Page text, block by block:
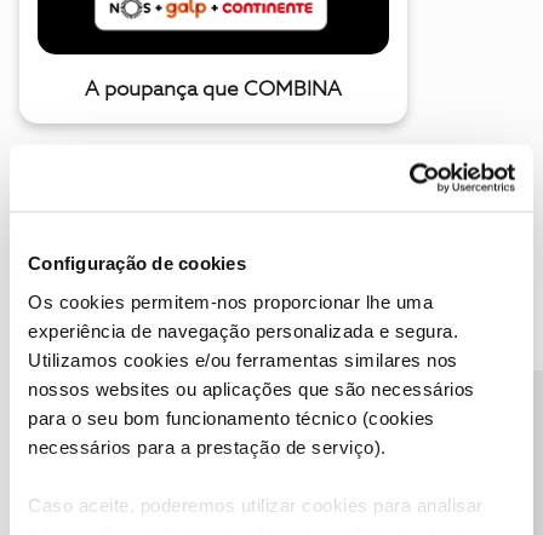
Configuração de cookies
Os cookies permitem-nos proporcionar lhe uma
experiência de navegação personalizada e segura.
Utilizamos cookies e/ou ferramentas similares nos
nossos websites ou aplicações que são necessários
para o seu bom funcionamento técnico (cookies
necessários para a prestação de serviço).
Caso aceite, poderemos utilizar cookies para analisar
A poupança que COMBINA
Descubra as novidades de julho